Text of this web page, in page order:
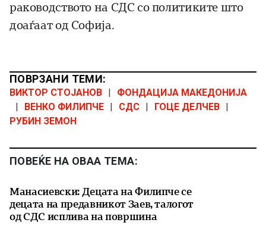
раководството на СДС со политиките што
доаѓаат од Софија.
ПОВРЗАНИ ТЕМИ:
ВИКТОР СТОЈАНОВ
ФОНДАЦИЈА МАКЕДОНИЈА
ВЕНКО ФИЛИПЧЕ СДС ГОЦЕ ДЕЛЧЕВ
РУБИН ЗЕМОН
ПОВЕЌЕ НА ОВАА ТЕМА:
Манасиевски: Децата на Филипче се
децата на предавникот Заев, талогот
од СДС исплива на површина